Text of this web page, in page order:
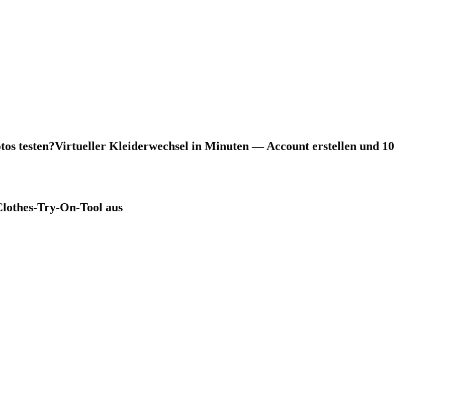
testen?Virtueller Kleiderwechsel in Minuten — Account erstellen und 10
Try-On-Tool aus